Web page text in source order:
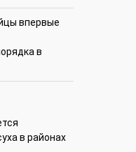
впервые
в
в районах